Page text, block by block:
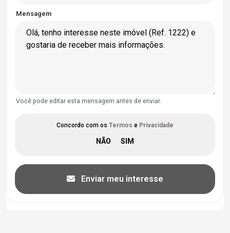
Mensagem
Você pode editar esta mensagem antes de enviar.
Concordo com os Termos e Privacidade
Enviar meu interesse